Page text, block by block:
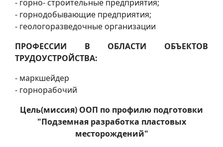
- горно- строительные предприятия;
- горнодобывающие предприятия;
- геологоразведочные организации
ПРОФЕССИИ В ОБЛАСТИ ОБЪЕКТОВ
ТРУДОУСТРОЙСТВА:
- маркшейдер
- горнорабочий
Цель(миссия) ООП по профилю подготовки
"Подземная разработка пластовых
месторождений"